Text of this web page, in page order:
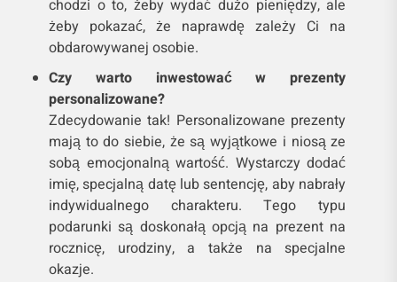
chodzi o to, żeby wydać dużo pieniędzy, ale
żeby pokazać, że naprawdę zależy Ci na
obdarowywanej osobie.
Czy warto inwestować w prezenty
personalizowane?
Zdecydowanie tak! Personalizowane prezenty
mają to do siebie, że są wyjątkowe i niosą ze
sobą emocjonalną wartość. Wystarczy dodać
imię, specjalną datę lub sentencję, aby nabrały
indywidualnego charakteru. Tego typu
podarunki są doskonałą opcją na prezent na
rocznicę, urodziny, a także na specjalne
okazje.